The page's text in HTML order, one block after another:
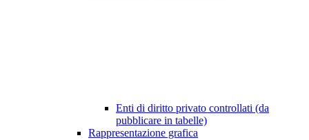
Enti di diritto privato controllati (da
pubblicare in tabelle)
Rappresentazione grafica